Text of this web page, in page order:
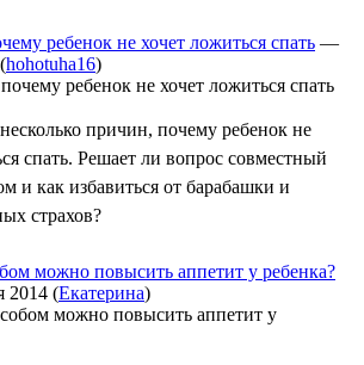
ребенок не хочет ложиться спать —
(hohotuha16)
причин, почему ребенок не
спать. Решает ли вопрос совместный
и как избавиться от барабашки и
страхов?
можно повысить аппетит у ребенка?
2014 (Екатерина)